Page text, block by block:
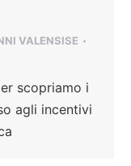
VALENSISE
scopriamo i
agli incentivi